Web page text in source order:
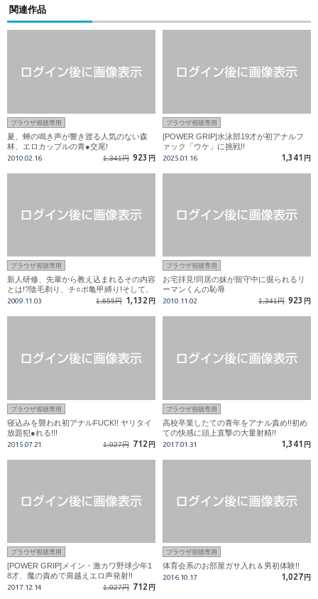
関連作品
ブラウザ視聴専用
夏、蝉の鳴き声が響き渡る人気のない森
林、エロカップルの青●交尾!
2010.02.16 1,341円 923 円
ブラウザ視聴専用
[POWER GRIP]水泳部19才が初アナルフ
ァック「ウケ」に挑戦!!
2025.01.16 1,341 円
ブラウザ視聴専用
新人研修、先輩から教え込まれるその内容
とは!?陰毛剃り、チ○ポ亀甲縛り!そして、
雄同士のアナルセックス…!!!
2009.11.03 1,655円 1,132 円
ブラウザ視聴専用
お宅拝見!同居の妹が留守中に掘られるリ
ーマンくんの恥辱
2010.11.02 1,341円 923 円
ブラウザ視聴専用
寝込みを襲われ初アナルFUCK!! ヤリタイ
放題犯●れる!!!
2015.07.21 1,027円 712 円
ブラウザ視聴専用
高校卒業したての青年をアナル責め!!初め
ての快感に頭上直撃の大量射精!!
2017.01.31 1,341 円
ブラウザ視聴専用
[POWER GRIP]メイン・激カワ野球少年1
8才、魔の責めで肩越えエロ声発射!!
2017.12.14 1,027円 712 円
ブラウザ視聴専用
体育会系のお部屋ガサ入れ＆男初体験!!
2016.10.17 1,027 円